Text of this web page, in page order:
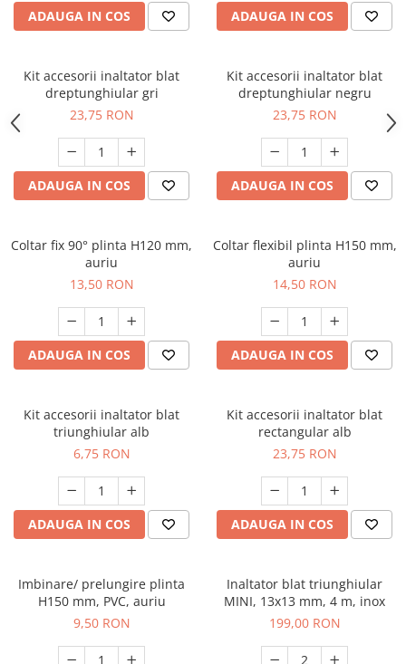
ADAUGA IN COS ADAUGA IN COS
Kit accesorii inaltator blat
dreptunghiular gri
23,75 RON
ADAUGA IN COS
Kit accesorii inaltator blat
dreptunghiular negru
23,75 RON
ADAUGA IN COS
Coltar fix 90° plinta H120 mm,
auriu
13,50 RON
ADAUGA IN COS
Coltar flexibil plinta H150 mm,
auriu
14,50 RON
ADAUGA IN COS
Kit accesorii inaltator blat
triunghiular alb
6,75 RON
ADAUGA IN COS
Kit accesorii inaltator blat
rectangular alb
23,75 RON
ADAUGA IN COS
Imbinare/ prelungire plinta
H150 mm, PVC, auriu
9,50 RON
Inaltator blat triunghiular
MINI, 13x13 mm, 4 m, inox
199,00 RON